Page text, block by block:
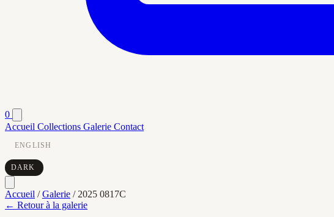
0
Accueil Collections Galerie Contact
ENGLISH
DARK
Accueil / Galerie / 2025 0817C
← Retour à la galerie